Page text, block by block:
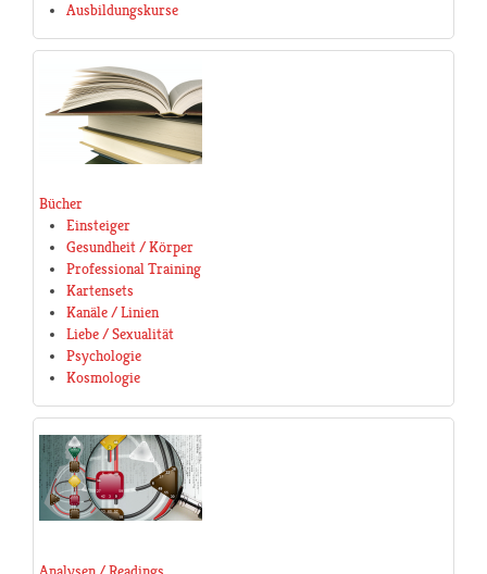
Ausbildungskurse
Bücher
Einsteiger
Gesundheit / Körper
Professional Training
Kartensets
Kanäle / Linien
Liebe / Sexualität
Psychologie
Kosmologie